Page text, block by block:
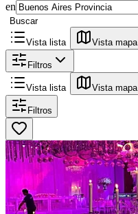
en
Buscar
Vista lista Vista mapa
Filtros
Vista lista Vista mapa
Filtros